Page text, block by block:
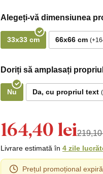
Alegeți-vă dimensiunea
33x33 cm 66x66 cm
Doriți să amplasați
Nu Da, cu propriul text
164,40 lei
Livrare estimată în 4 zile
Prețul promoțional